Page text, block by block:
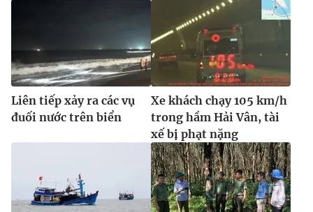
® Cấm sao chép dưới mọi hình thức nếu không có sự chấp
thuận bằng văn bản. Ghi rõ nguồn VTV.vn khi phát hành lại
Liên tiếp xảy ra các vụ
đuối nước trên biển
Xe khách chạy 105 km/h
trong hầm Hải Vân, tài
xế bị phạt nặng